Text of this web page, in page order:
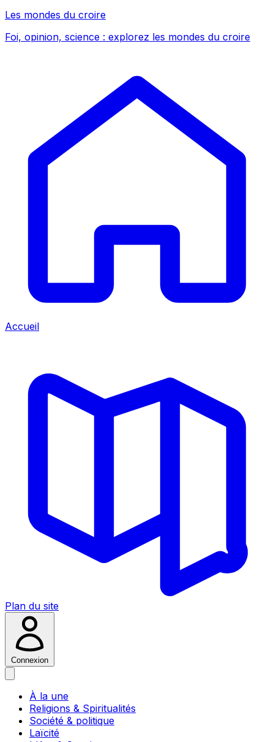
Les mondes du croire
Foi, opinion, science : explorez les mondes du croire
Accueil
Plan du site
Connexion
À la une
Religions & Spiritualités
Société & politique
Laïcité